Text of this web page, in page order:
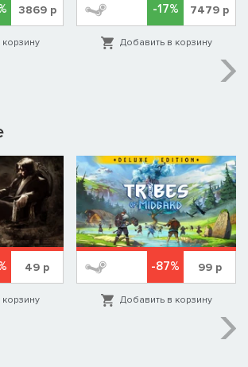
принять участие в онлайн-сражениях
заработать опыт, медали и почетные
соревнований, в режиме «Выживание»
из трех игроков и попробовать
3869р -17% 7479 р
Добавить в корзину
49 р -87% 99р
Добавить в корзину